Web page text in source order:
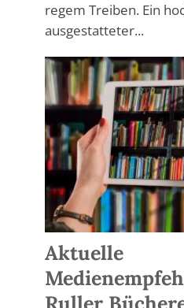
regem Treiben. Ein
ausgestatteter...
Aktuelle